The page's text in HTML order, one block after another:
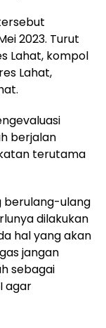
2023. Turut
Lahat, kompol
Lahat,
berjalan
terutama
berulang-ulang
dilakukan
hal yang akan
jangan
sebagai
agar